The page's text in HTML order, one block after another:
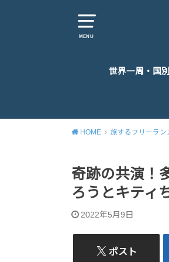
MENU
世界一周・国別
HOME 旅するフリーラン
奇跡の共演！
ろうとキティ
2022年5月9日
ポスト